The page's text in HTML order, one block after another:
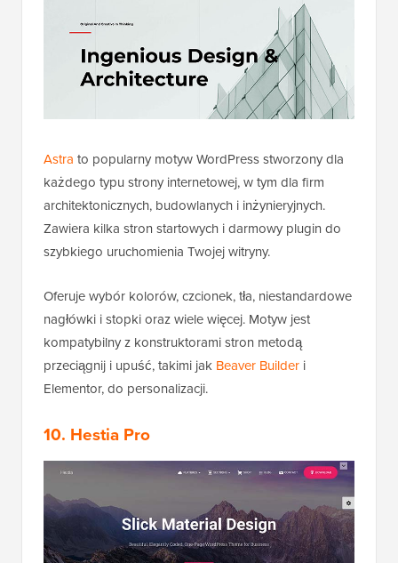
Astra to popularny motyw WordPress stworzony dla
każdego typu strony internetowej, w tym dla firm
architektonicznych, budowlanych i inżynieryjnych.
Zawiera kilka stron startowych i darmowy plugin do
szybkiego uruchomienia Twojej witryny.
Oferuje wybór kolorów, czcionek, tła, niestandardowe
nagłówki i stopki oraz wiele więcej. Motyw jest
kompatybilny z konstruktorami stron metodą
przeciągnij i upuść, takimi jak Beaver Builder i
Elementor, do personalizacji.
10. Hestia Pro